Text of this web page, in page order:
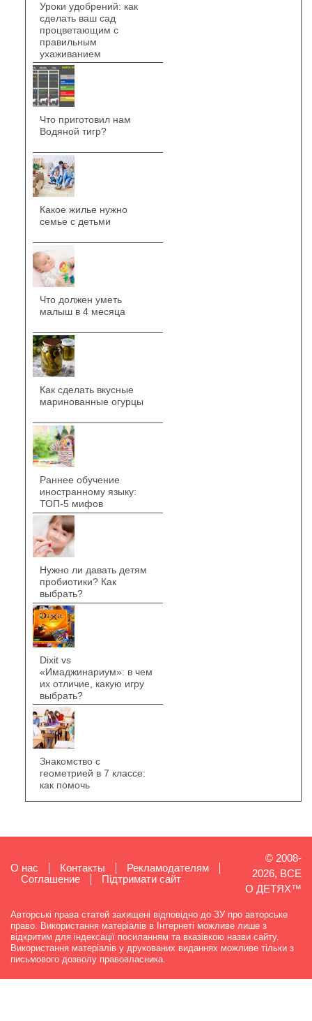
Уроки удобрений: как
сделать ваш сад
процветающим с
правильным
ухаживанием
Что приготовил нам
Водяной тигр?
Какое жилье нужно
семье с детьми
Что должен уметь
малыш в 4 месяца
Как сделать вкусные
маринованные огурцы
Раннее обучение
иностранному языку:
ТОП-5 мифов
Нужно ли давать детям
пробиотики? Как
выбрать?
Dixit vs
«Имаджинариум»: в чем
их отличие, какую игру
выбрать?
Знакомство с
геометрией в 7 классе:
как помочь
О нас Контакты
Рекламодателям
Cоглашение
Підтримати сайт
© 2008-
2026, ВСЕ
О ДЕТЯХ™
Авторські права статей захищені відповідно до ЗУ про авторське
право. Використання матеріалів в Інтернеті можливе лише з
відкритим для індексації посиланням та вказівкою назви сайту.
Використання матеріалів у друкованих виданнях можливе тільки з
письмового дозволу правовласника.